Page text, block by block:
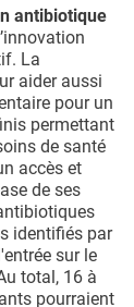
antibiotique
La
aider aussi
pour un
permettant
de santé
accès et
de ses
identifiés par
sur le
total, 16 à
pourraient